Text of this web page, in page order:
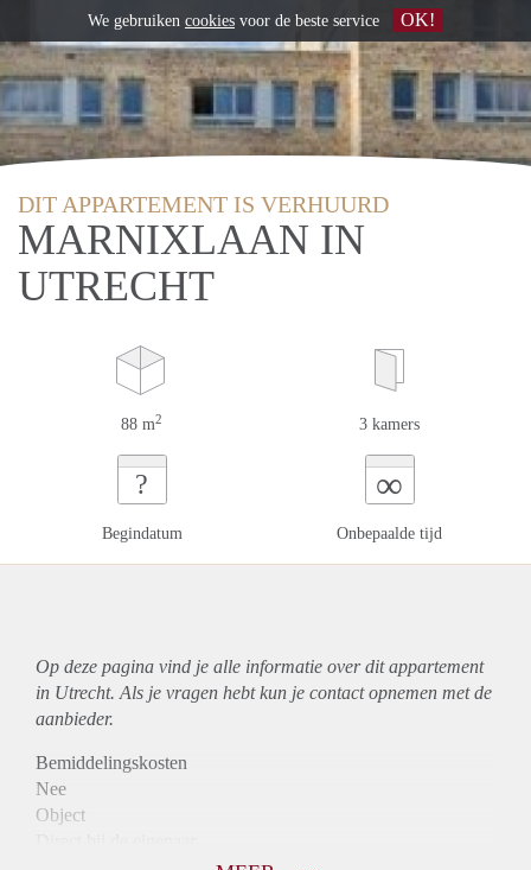
DIT APPARTEMENT IS VERHUURD
MARNIXLAAN IN
UTRECHT
88 m2 3 kamers
?
Begindatum
∞
Onbepaalde tijd
Op deze pagina vind je alle informatie over ditappartement
in Utrecht. Als je vragen hebt kun je contact opnemen met de
aanbieder.
Bemiddelingskosten
Nee
Object
We gebruiken cookies voor de beste service OK!